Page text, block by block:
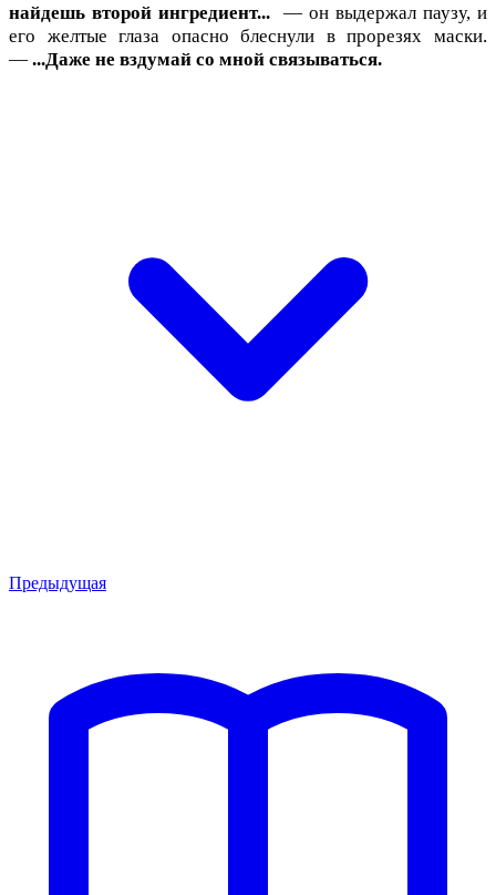
найдешь второй ингредиент...
— он выдержал паузу, и
его желтые глаза опасно блеснули в прорезях маски.
— ...Даже не вздумай со мной связываться.
Предыдущая